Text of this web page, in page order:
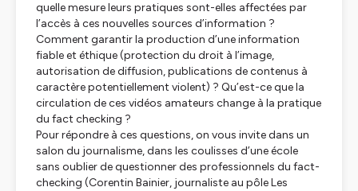
quelle mesure leurs pratiques sont-elles affectées par
l’accès à ces nouvelles sources d’information ?
Comment garantir la production d’une information
fiable et éthique (protection du droit à l’image,
autorisation de diffusion, publications de contenus à
caractère potentiellement violent) ? Qu’est-ce que la
circulation de ces vidéos amateurs change à la pratique
du fact checking ?
Pour répondre à ces questions, on vous invite dans un
salon du journalisme, dans les coulisses d’une école
sans oublier de questionner des professionnels du fact-
checking (Corentin Bainier, journaliste au pôle Les